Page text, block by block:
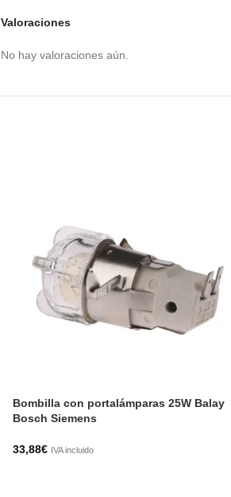
Valoraciones
No hay valoraciones aún.
Bombilla con portalámparas 25W Balay
Bosch Siemens
33,88€ IVA incluido